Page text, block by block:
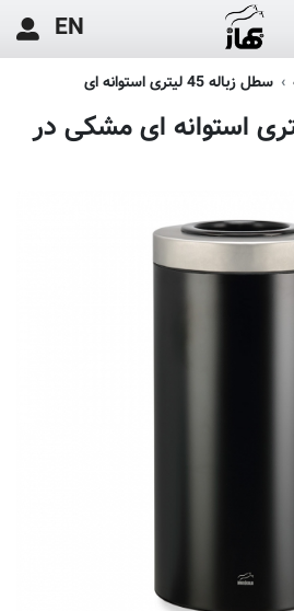
EN
سطل زباله 45 لیتری استوانه ای
زباله 45 لیتری استوانه ای مشکی در